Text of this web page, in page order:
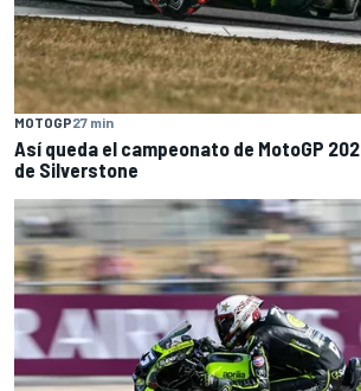
MOTOGP27 min
Así queda el campeonato de MotoGP
de Silverstone